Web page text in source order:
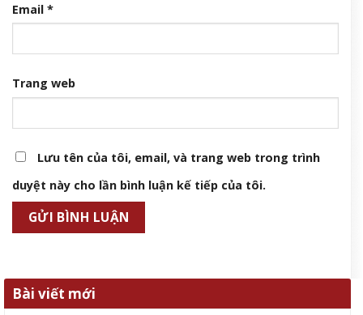
Email *
Trang web
Lưu tên của tôi, email, và trang web trong trình
duyệt này cho lần bình luận kế tiếp của tôi.
Bài viết mới